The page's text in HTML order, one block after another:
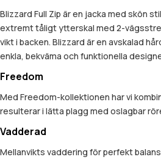
Blizzard Full Zip är en jacka med skön
extremt tåligt ytterskal med 2-
vikt i backen. Blizzard är en avskalad
enkla, bekväma och funktionella
Freedom
Med Freedom-kollektionen har vi
resulterar i lätta plagg med oslagbar
Vadderad
Mellanvikts vaddering för perfekt